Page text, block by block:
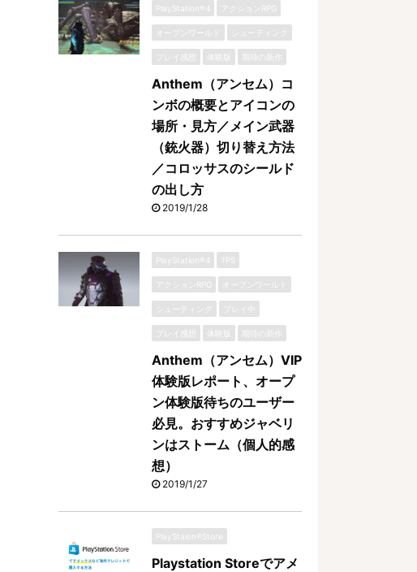
PlayStation®4 アクションRPG
シューティング
プレイ感想 体験版 期待の新作
Anthem（アンセム）コ
ンボの概要とアイコンの
場所・見方／メイン武器
（銃火器）切り替え方法
／コロッサスのシールド
の出し方
2019/1/28
PlayStation®4 TPS
アクションRPG
シューティング
プレイ感想 体験版 期待の新作
Anthem（アンセム）VIP
体験版レポート、オープ
ン体験版待ちのユーザー
必見。おすすめジャベリ
ンはストーム（個人的感
想）
2019/1/27
PlayStaion®Store
Playstation Storeでアメ